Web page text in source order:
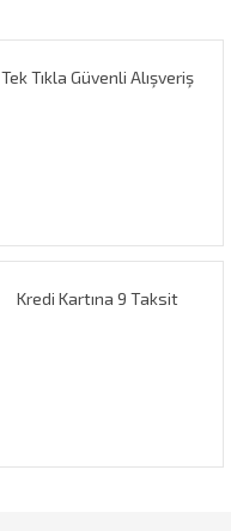
Tek Tıkla Güvenli Alışveriş
Kredi Kartına 9 Taksit